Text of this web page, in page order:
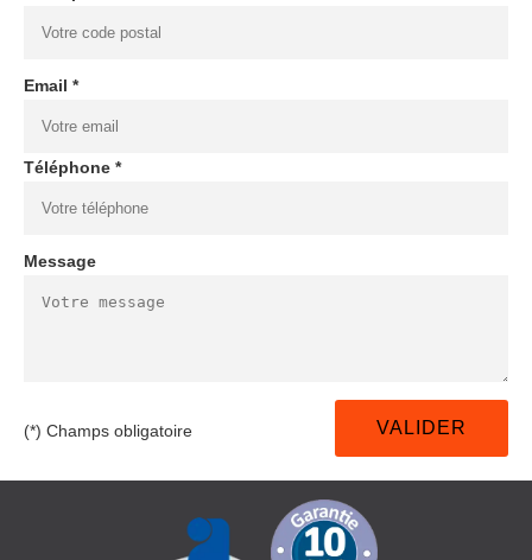
Email *
Téléphone *
Message
(*) Champs obligatoire